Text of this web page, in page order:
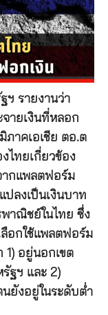
ฯ รายงานว่า
ายเงินที่หลอก
ภาคเอเชีย ตอ.ต
ไทยเกี่ยวข้อง
ากแพลตฟอร์ม
ปลงเป็นเงินบาท
าณิชย์ในไทย ซึ่ง
อกใช้แพลตฟอร์ม
1) อยู่นอกเขต
ฐฯ และ 2)
ยังอยู่ในระดับต่ำ